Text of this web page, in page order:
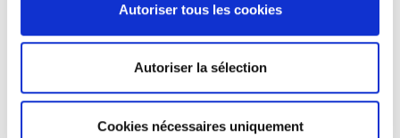
Autoriser tous les cookies
Autoriser la sélection
Cookies nécessaires uniquement
Catégorie (éditeur)
Internet Hierarchy
>International
BISAC Subject Heading
NAT010000 NATURE / Ecology